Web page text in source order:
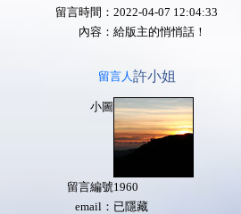
留言時間： 2022-04-07 12:04:33
內容： 給版主的悄悄話！
留言人許小姐
小圖
留言編號1960
email： 已隱藏